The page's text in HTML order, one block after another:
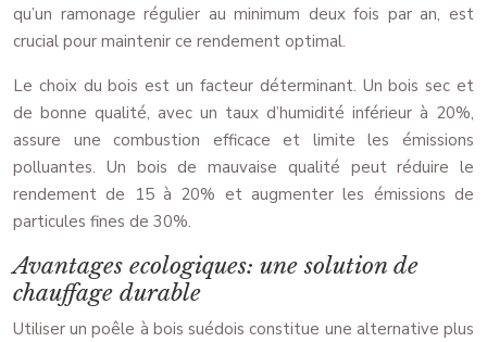
qu’un ramonage régulier au minimum deux fois par an, est
crucial pour maintenir ce rendement optimal.
Le choix du bois est un facteur déterminant. Un bois sec et
de bonne qualité, avec un taux d’humidité inférieur à 20%,
assure une combustion efficace et limite les émissions
polluantes. Un bois de mauvaise qualité peut réduire le
rendement de 15 à 20% et augmenter les émissions de
particules fines de 30%.
Avantages ecologiques: une solution de
chauffage durable
Utiliser un poêle à bois suédois constitue une alternative plus